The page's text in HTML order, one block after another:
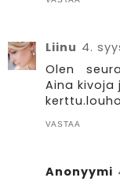
Liinu 4.
Olen
Aina kivoja
VASTAA
Anonyymi